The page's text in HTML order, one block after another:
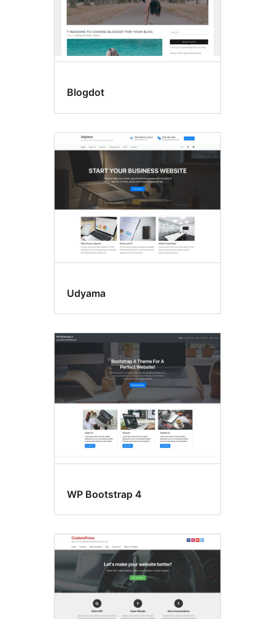
Blogdot
Udyama
WP Bootstrap 4